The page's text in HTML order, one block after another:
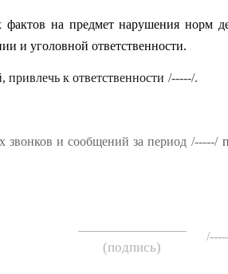
на предмет нарушения норм
и уголовной ответственности.
к ответственности /-----/.
звонков и сообщений за период /-----/
(подпись)